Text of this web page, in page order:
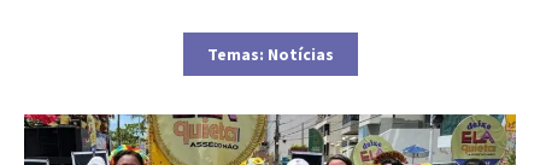
Temas: Notícias